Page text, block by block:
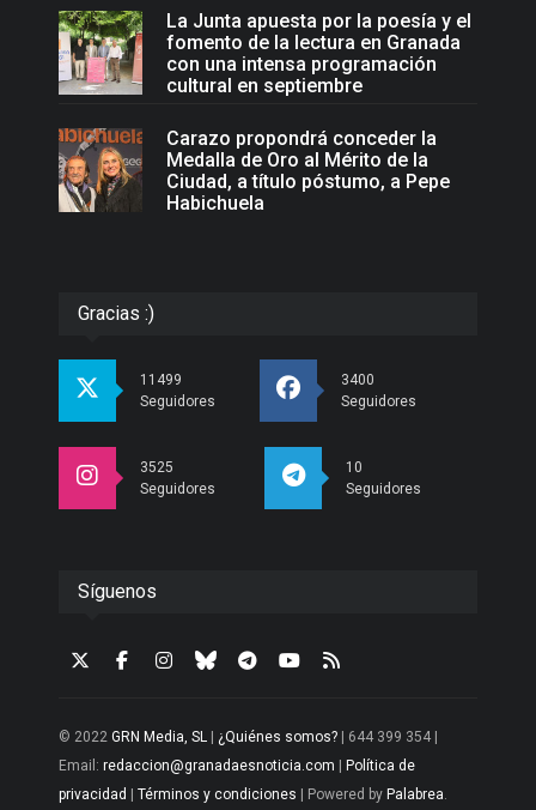
La Junta apuesta por la poesía y el
fomento de la lectura en Granada
con una intensa programación
cultural en septiembre
Carazo propondrá conceder la
Medalla de Oro al Mérito de la
Ciudad, a título póstumo, a Pepe
Habichuela
Gracias :)
11499
Seguidores
3400
Seguidores
3525
Seguidores
10
Seguidores
Síguenos
© 2022 GRN Media, SL ¿Quiénes somos? | 644 399 354 |
Email: redaccion@granadaesnoticia.com
Política de
privacidad
Términos y condiciones | Powered by Palabrea.